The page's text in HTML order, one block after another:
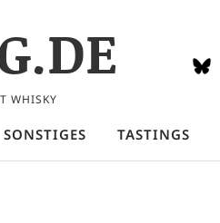
WHISKY
SONSTIGES TASTINGS